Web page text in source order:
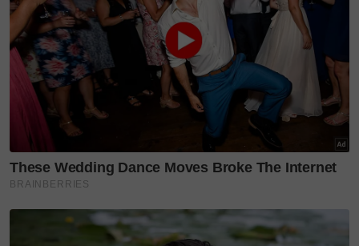
Pendekatan ini selari dengan landskap fesyen global